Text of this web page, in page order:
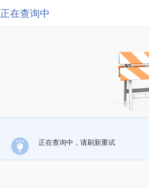
正在查询中
正在查询中，请刷新重试